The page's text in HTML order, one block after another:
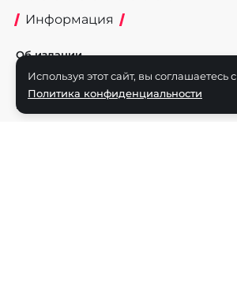
Информация
Об издании
Реклама на портале
Политика конфиденциальности
Используя этот сайт, вы соглашаетесь с
Политика конфиденциальности